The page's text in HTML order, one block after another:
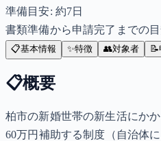
準備目安: 約7日
書類準備から申請完了までの
📋基本情報 ✨特徴 👥対象者 📝
📋概要
柏市の新婚世帯の新生活にか
60万円補助する制度（自治体に